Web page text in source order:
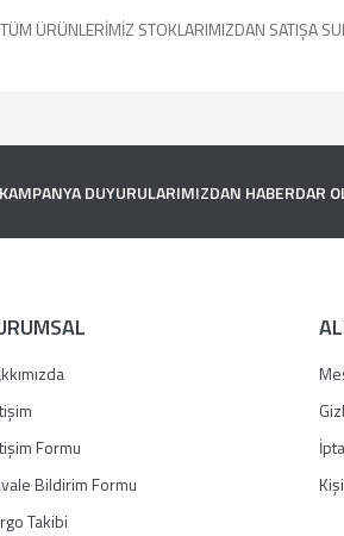
TÜM ÜRÜNLERİMİZ STOKLARIMIZDAN SATIŞA
Ürün resmi kalitesiz, bozuk veya
Bu ürüne benzer farklı alternatifler olmalı.
KAMPANYA DUYURULARIMIZDAN HABERDAR
Formu
Bildirim Formu
Takibi